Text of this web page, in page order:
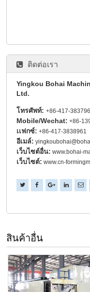
ติดต่อเรา
Yingkou Bohai
Ltd.
โทรศัพท์:+86-417-
Mobile/Wechat: +86-
เเฟกซ์: +86-417-3838961
อีเมล์:
เว็บไซต์อื่น: www.bohai-
เว็บไซต์: www.cn-
สินค้าอื่น